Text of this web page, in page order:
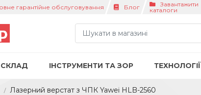
гарантійне обслуговування Блог
Завантажити
каталоги
СКЛАД ІНСТРУМЕНТИ ТА ЗОР ТЕХНОЛОГІЇ
Лазерний верстат з ЧПК Yawei HLB-2560